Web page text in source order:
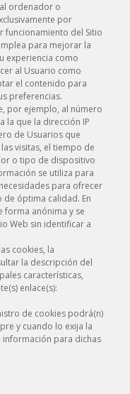
ordenador o
por
funcionamiento del Sitio
para mejorar la
experiencia como
al Usuario como
el contenido para
preferencias.
por ejemplo, al número
la que la dirección IP
de Usuarios que
visitas, el tiempo de
o tipo de dispositivo
se utiliza para
para ofrecer
de óptima calidad. En
forma anónima y se
Web sin identificar a
cookies, la
la descripción del
características,
enlace(s):
de cookies podrá(n)
y cuando lo exija la
información para dichas